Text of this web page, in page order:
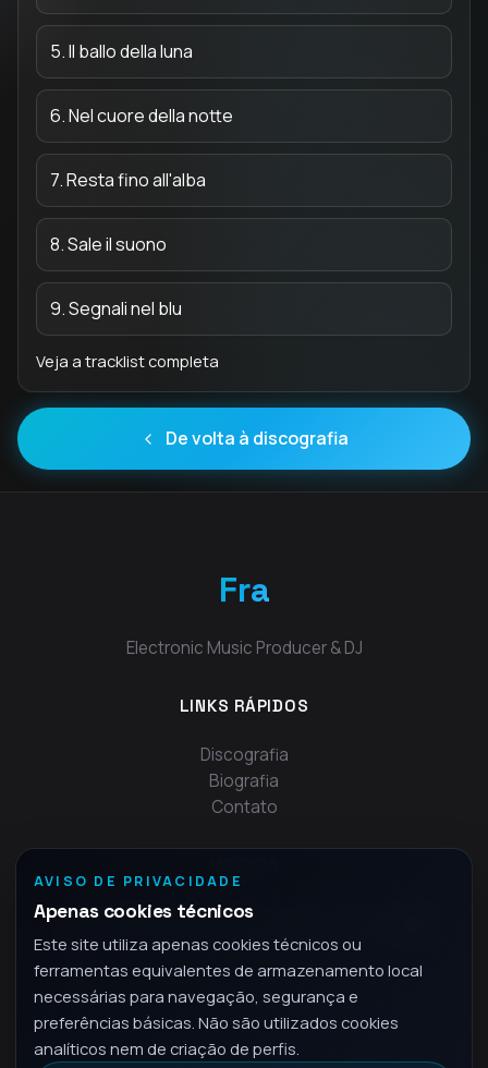
5. Il ballo della luna
6. Nel cuore della notte
7. Resta fino all'alba
8. Sale il suono
9. Segnali nel blu
Veja a tracklist completa
De volta à discografia
Fra
Electronic Music Producer & DJ
LINKS RÁPIDOS
Discografia
Biografia
Contato
AVISO DE PRIVACIDADE
Apenas cookies técnicos
Este site utiliza apenas cookies técnicos ou
ferramentas equivalentes de armazenamento local
necessárias para navegação, segurança e
preferências básicas. Não são utilizados cookies
analíticos nem de criação de perfis.